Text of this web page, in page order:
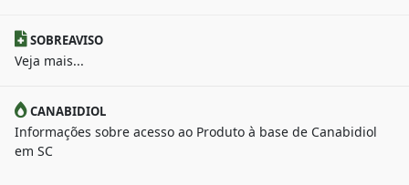
SOBREAVISO
Veja mais...
CANABIDIOL
Informações sobre acesso ao Produto à base de Canabidiol
em SC